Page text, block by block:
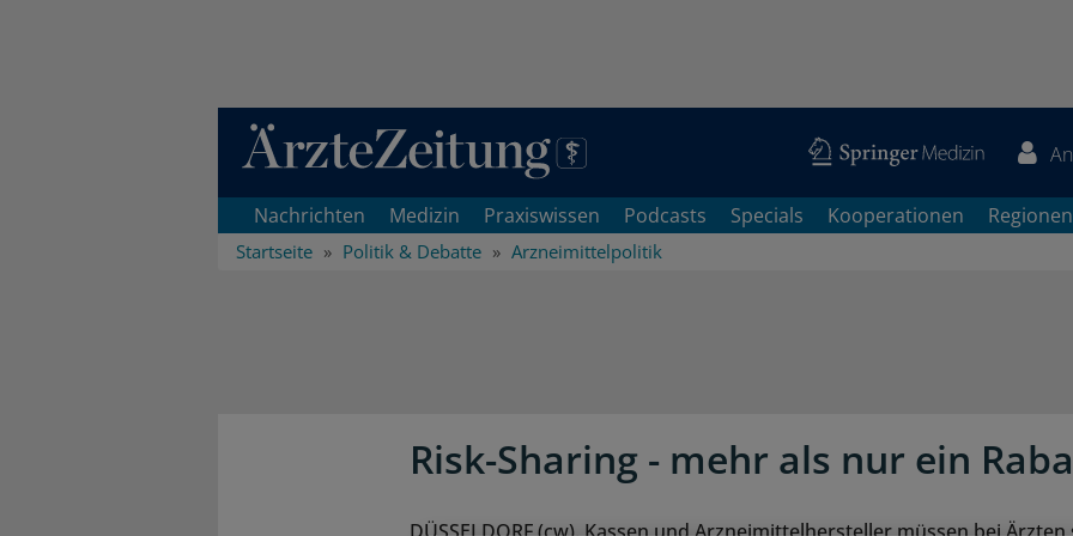
Direkt zum Inhaltsbereich
Nachrichten Medizin Praxiswissen Podcasts Specials Kooperationen Regionen
Startseite Politik & Debatte Arzneimittelpolitik
Risk-Sharing - mehr als nur ein